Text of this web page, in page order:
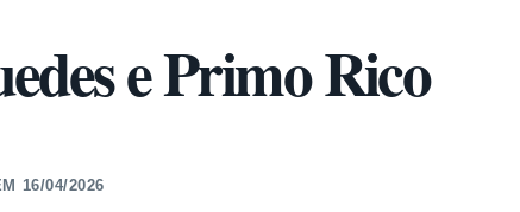
e Primo Rico
16/04/2026